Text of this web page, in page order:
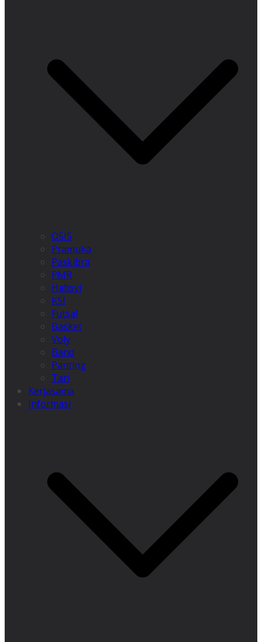
OSIS
Pramuka
Paskibra
PMR
Habsyi
KSI
Futsal
Basket
Voly
Band
Panting
Tari
Kerjasama
Informasi